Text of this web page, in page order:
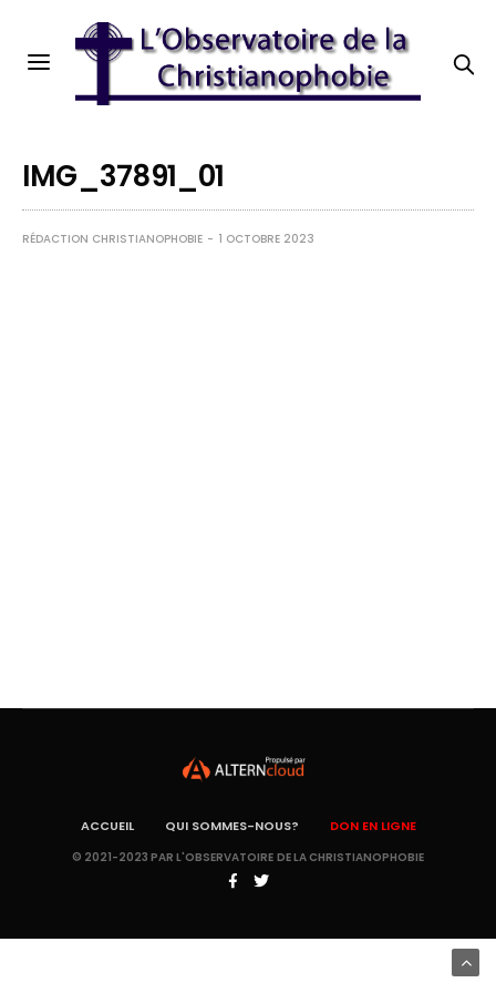
IMG_37891_01
RÉDACTION CHRISTIANOPHOBIE 1 OCTOBRE 2023
ACCUEIL QUI SOMMES-NOUS? DON EN LIGNE
© 2021-2023 PAR L'OBSERVATOIRE DE LA CHRISTIANOPHOBIE